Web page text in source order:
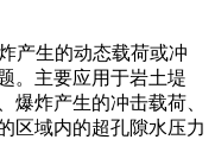
产生的动态载荷或冲
。主要应用于岩土堤
爆炸产生的冲击载荷、
区域内的超孔隙水压力